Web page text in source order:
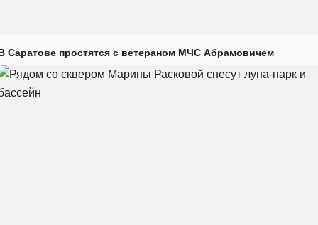
Саратове простятся с ветераном МЧС Абрамовичем